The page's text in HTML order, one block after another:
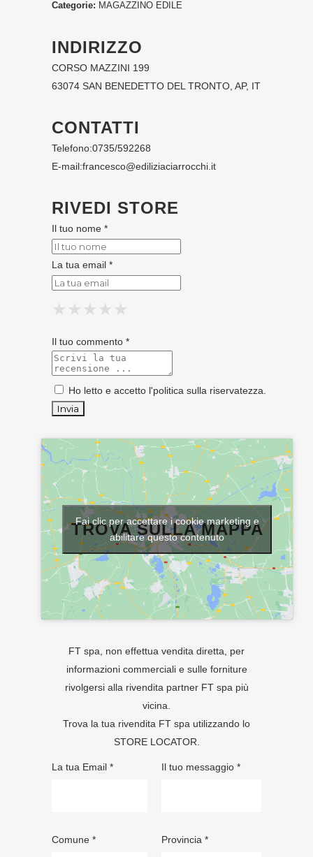
Categorie: MAGAZZINO EDILE
INDIRIZZO
CORSO MAZZINI 199
63074 SAN BENEDETTO DEL TRONTO, AP, IT
CONTATTI
Telefono:0735/592268
E-mail:francesco@ediliziaciarrocchi.it
RIVEDI STORE
Il tuo nome *
La tua email *
★
★ ★
★ ★ ★
★ ★ ★ ★
★ ★ ★ ★ ★
Il tuo commento *
Ho letto e accetto l'politica sulla riservatezza
TROVA SULLA MAPPA
Fai clic per accettare i cookie marketing e
abilitare questo contenuto
FT spa, non effettua vendita diretta, per
informazioni commerciali e sulle forniture
rivolgersi alla rivendita partner FT spa più
vicina.
Trova la tua rivendita FT spa utilizzando lo
STORE LOCATOR
La tua Email *
Comune *
Il tuo messaggio *
Provincia *